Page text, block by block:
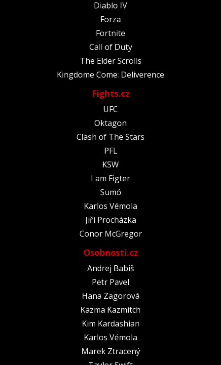
Diablo IV
Forza
Fortnite
Call of Duty
The Elder Scrolls
Kingdome Come: Deliverence
Fights.cz
UFC
Oktagon
Clash of The Stars
PFL
KSW
I am Figter
Sumó
Karlos Vémola
Jiří Procházka
Conor McGregor
Osobnosti.cz
Andrej Babiš
Petr Pavel
Hana Zagorová
Kazma Kazmitch
Kim Kardashian
Karlos Vémola
Marek Ztracený